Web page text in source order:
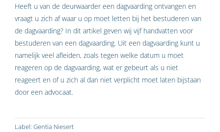
Heeft u van de deurwaarder een dagvaarding ontvangen en
vraagt u zich af waar u op moet letten bij het bestuderen van
de dagvaarding? In dit artikel geven wij vijf handvatten voor
bestuderen van een dagvaarding. Uit een dagvaarding kunt u
namelijk veel afleiden, zoals tegen welke datum u moet
reageren op de dagvaarding, wat er gebeurt als u niet
reageert en of u zich al dan niet verplicht moet laten bijstaan
door een advocaat.
Label: Gentia Niesert